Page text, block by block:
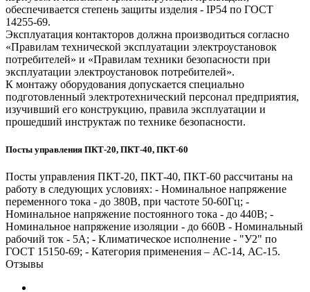
обеспечивается степень защиты изделия - IP54 по ГОСТ
14255-69.
Эксплуатация контакторов должна производиться согласно
«Правилам технической эксплуатации электроустановок
потребителей» и «Правилам техники безопасности при
эксплуатации электроустановок потребителей».
К монтажу оборудования допускается специально
подготовленный электротехнический персонал предприятия,
изучивший его конструкцию, правила эксплуатации и
прошедший инструктаж по технике безопасности.
Посты управления ПКТ-20, ПКТ-40, ПКТ-60
Посты управления ПКТ-20, ПКТ-40, ПКТ-60 рассчитаны на
работу в следующих условиях: - Номинальное напряжение
переменного тока - до 380В, при частоте 50-60Гц; -
Номинальное напряжение постоянного тока - до 440В; -
Номинальное напряжение изоляции - до 660В - Номинальный
рабочий ток - 5А; - Климатическое исполнение - "У2" по
ГОСТ 15150-69; - Категория применения – АС-14, АС-15.
Отзывы